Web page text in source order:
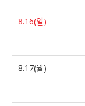
8.16(일)
8.17(월)